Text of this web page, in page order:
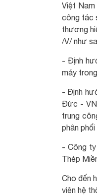
Việt
công tác
thương
/V/ như
- Định
máy
- Định
Đức -
trung
phân
- Công
Thép
Cho đến
viên hệ